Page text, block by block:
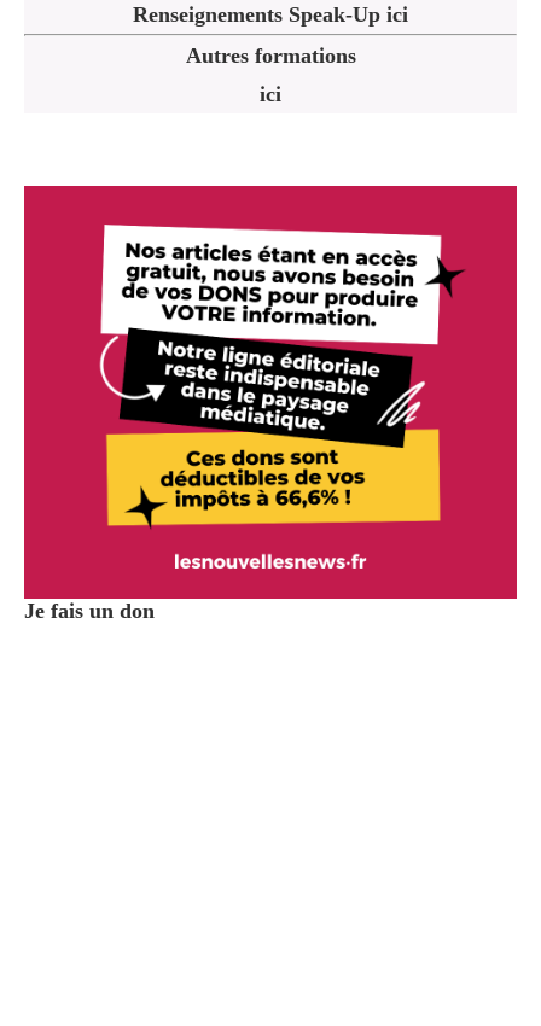
Renseignements Speak-Up ici
Autres formations
ici
Je fais un don